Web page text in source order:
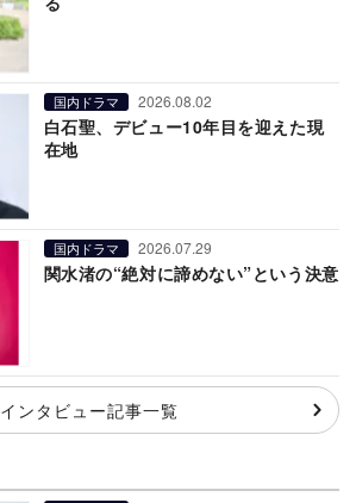
国内ドラマ 2026.08.02
白石聖、デビュー10年目を迎えた現
在地
国内ドラマ 2026.07.29
関水渚の“絶対に諦めない”という決意
インタビュー記事一覧